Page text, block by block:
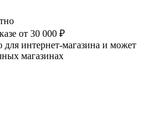
от 30 000 ₽
для интернет-магазина и может
магазинах